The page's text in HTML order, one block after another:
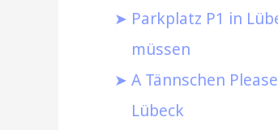
Parkplatz P1 in
müssen
A Tännschen
Lübeck